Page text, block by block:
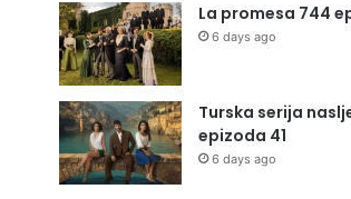
La promesa 744
6 days ago
Turska serija
epizoda 41
6 days ago